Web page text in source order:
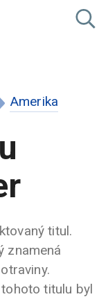
Amerika
titul.
znamená
titulu byl